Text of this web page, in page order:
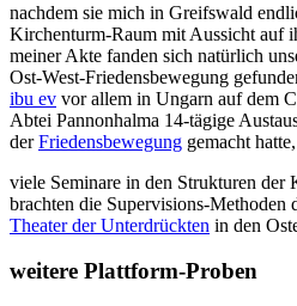
nachdem sie mich in Greifswald
Kirchenturm-Raum mit Aussicht auf
meiner Akte fanden sich natürlich
Ost-West-Friedensbewegung
ibu ev vor allem in Ungarn auf dem
Abtei Pannonhalma 14-tägige
derFriedensbewegung gemacht hatte,
viele Seminare in den Strukturen der
brachten die Supervisions-Methoden
Theater der Unterdrückten in den
weitere Plattform-Proben